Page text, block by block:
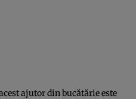
ajutor din bucătărie este